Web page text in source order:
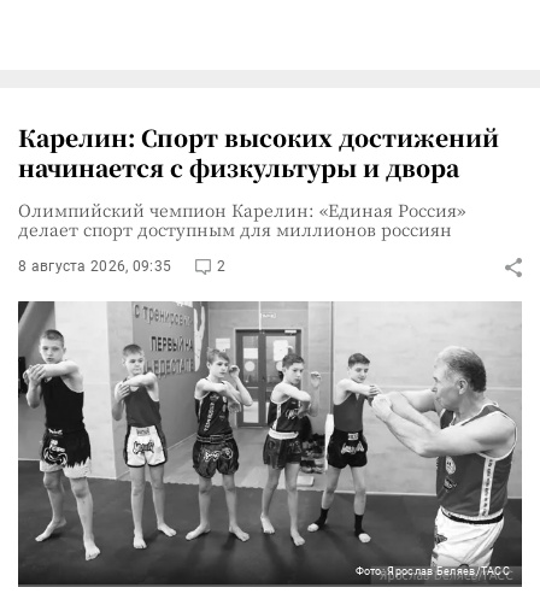
Карелин: Спорт высоких достижений
начинается с физкультуры и двора
Олимпийский чемпион Карелин: «Единая Россия»
делает спорт доступным для миллионов россиян
8 августа 2026, 09:35 2
Фото: Ярослав Беляев/ТАСС